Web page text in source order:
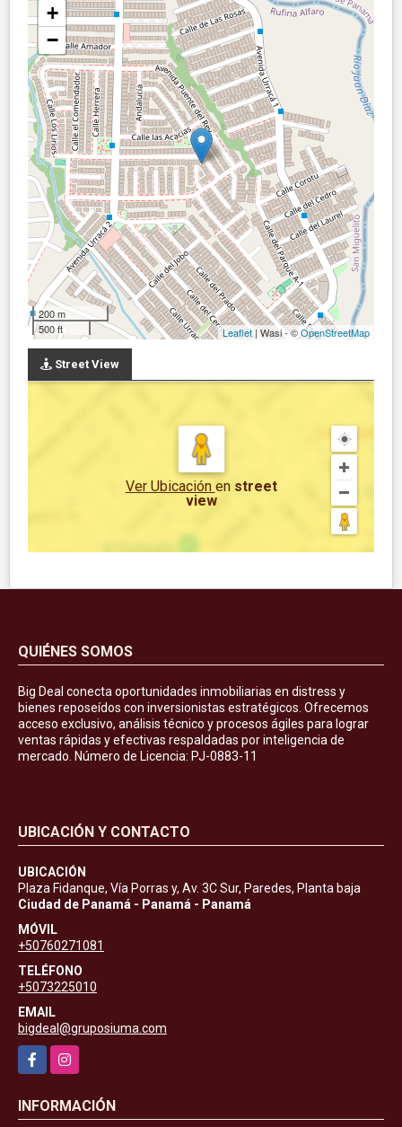
+
−
200 m
500 ft
Leaflet| Wasi - ©OpenStreetMap
Street View
Ver Ubicación en street
view
QUIÉNES SOMOS
Big Deal conecta oportunidades inmobiliarias en distress y
bienes reposeídos con inversionistas estratégicos. Ofrecemos
acceso exclusivo, análisis técnico y procesos ágiles para lograr
ventas rápidas y efectivas respaldadas por inteligencia de
mercado. Número de Licencia: PJ-0883-11
UBICACIÓN Y CONTACTO
UBICACIÓN
Plaza Fidanque, Vía Porras y, Av. 3C Sur, Paredes, Planta baja
Ciudad de Panamá - Panamá - Panamá
MÓVIL
+50760271081
TELÉFONO
+5073225010
EMAIL
bigdeal@gruposiuma.com
FacebookInstagram
INFORMACIÓN